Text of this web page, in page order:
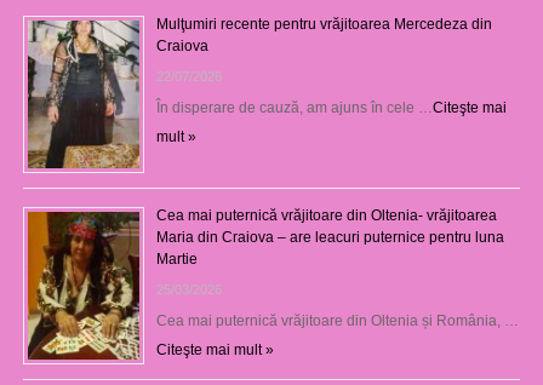
Mulţumiri recente pentru vrăjitoarea Mercedeza din
Craiova
22/07/2026
În disperare de cauză, am ajuns în cele … Citeşte mai
mult »
Cea mai puternică vrăjitoare din Oltenia- vrăjitoarea
Maria din Craiova – are leacuri puternice pentru luna
Martie
25/03/2026
Cea mai puternică vrăjitoare din Oltenia și România, …
Citeşte mai mult »